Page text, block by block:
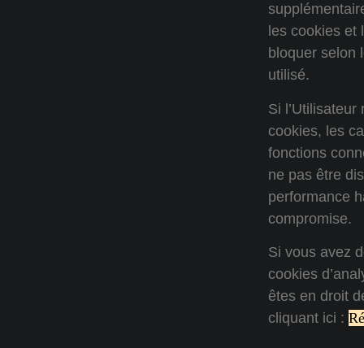
les cookies et
bloquer selon
utilisé.
Si
cookies, les
fonctions
ne pas être
performance
compromise.
Si vous avez
cookies
êtes en droit
cliquant ici :